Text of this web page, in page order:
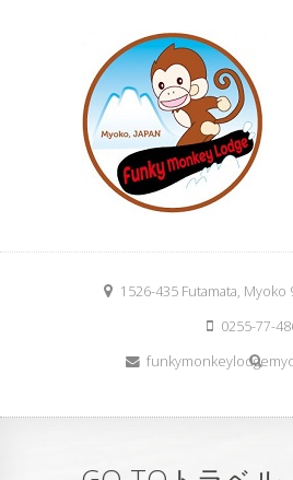
1526-435 Futamata, Myoko
0255-77-